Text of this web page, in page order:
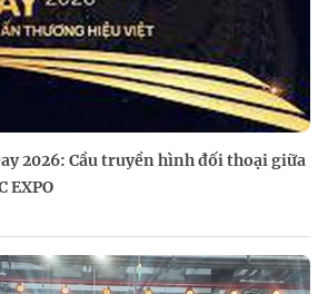
2026: Cầu truyền hình đối thoại giữa
EXPO